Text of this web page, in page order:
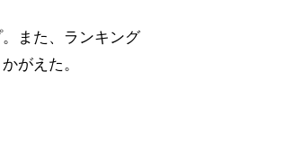
また、ランキング
がえた。